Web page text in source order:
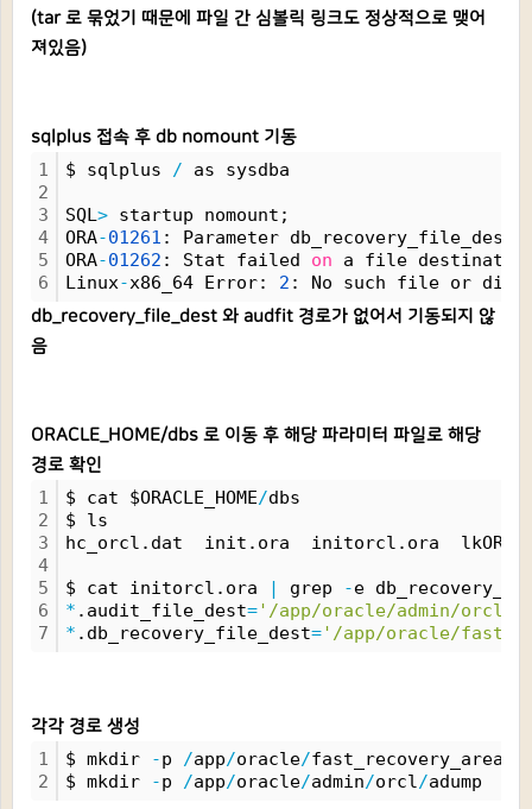
(tar 로 묶었기 때문에 파일 간 심볼릭 링크도 정상적으로 맺어
져있음)
sqlplus 접속 후 db nomount 기동
1
2
3
4
5
6
$ sqlplus / as sysdba
SQL> startup nomount;
ORA-01261 : Parameter
ORA-01262 : Stat failed on a file
Linux-x86_64 Error: 2 : No such file or
db_recovery_file_dest 와 audfit 경로가 없어서 기동되지 않
음
ORACLE_HOME/dbs 로 이동 후 해당 파라미터 파일로 해당
경로 확인
1
2
3
4
5
6
7
$ cat $ORACLE_HOME/dbs
$ ls
hc_orcl.dat  init.ora  initorcl.ora
$ cat initorcl.ora | grep -e
* .audit_file_dest='/app/oracle/admin/orcl/
* .db_recovery_file_dest='/app/oracle/
각각 경로 생성
1
2
$ mkdir -p /app/oracle/fast_recovery_area
$ mkdir
-p /app/oracle/admin/orcl/adump